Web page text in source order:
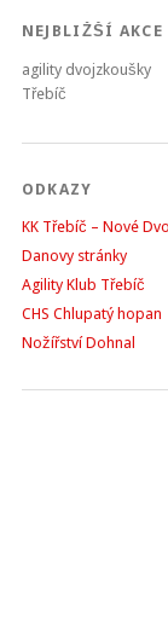
NEJBLIŽŠÍ AKCE
agility dvojzkoušky
Třebíč
ODKAZY
KK Třebíč – Nové
Danovy stránky
Agility Klub Třebíč
CHS Chlupatý hopan
Nožířství Dohnal